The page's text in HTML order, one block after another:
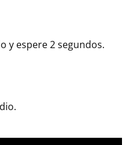
y espere 2 segundos.